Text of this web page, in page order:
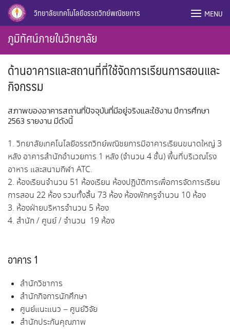
Skip
content
วิทยาลัยเทคโนโลยีอรรถวิทย์พณิชยการ MENU
ภูมิทัศน์ภายในวิทยาลัย
ด้านอาคารและสถานที่ที่ใช้จัดการเรียนการสอนและ
กิจกรรม
สภาพของอาคารสถานที่ปัจจุบันที่มีอยู่จริงและใช้งาน ปีการศึกษา
2563 รายงาน มีดังนี้
1. วิทยาลัยเทคโนโลยีอรรถวิทย์พณิชยการมีอาคารเรียนขนาดใหญ่ 3
หลัง อาคารสํานักอํานวยการ 1 หลัง (จํานวน 4 ชั้น) พื้นที่บริเวณโรง
อาหาร และสนามกีฬา ATC.
2. ห้องเรียนจํานวน 51 ห้องเรียน ห้องปฏิบัติการเพื่อการจัดการเรียน
การสอน 22 ห้อง รวมทั้งสิ้น 73 ห้อง ห้องพักครูจำนวน 10 ห้อง
3. ห้องฝ่ายบริหารจำนวน 5 ห้อง
4. สำนัก / ศูนย์ / จำนวน 19 ห้อง
อาคาร 1
สํานักวิชาการ
สํานักกิจการนักศึกษา
ศูนย์แนะแนว – ศูนย์วิจัย
สํานักประกันคุณภาพ